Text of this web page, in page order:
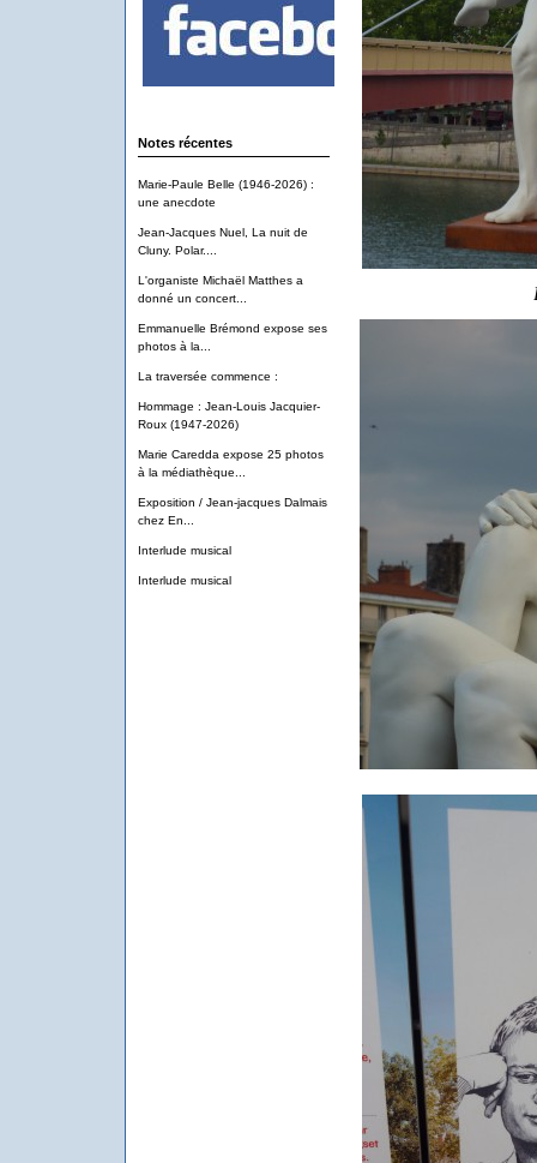
Notes récentes
Marie-Paule Belle (1946-2026) :
une anecdote
Jean-Jacques Nuel, La nuit de
Cluny. Polar....
L'organiste Michaël Matthes a
donné un concert...
Emmanuelle Brémond expose ses
photos à la...
La traversée commence :
Hommage : Jean-Louis Jacquier-
Roux (1947-2026)
Marie Caredda expose 25 photos
à la médiathèque...
Exposition / Jean-jacques Dalmais
chez En...
Interlude musical
Interlude musical